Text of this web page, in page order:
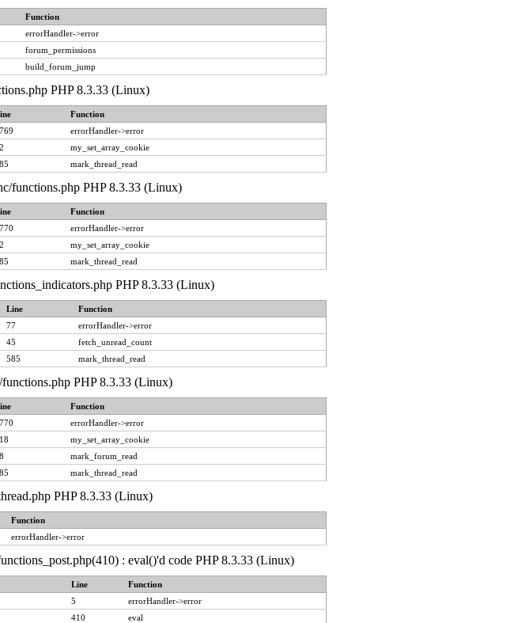
Function
errorHandler->error
forum_permissions
build_forum_jump
PHP 8.3.33 (Linux)
Function
errorHandler->error
my_set_array_cookie
mark_thread_read
functions.php PHP 8.3.33 (Linux)
Function
errorHandler->error
my_set_array_cookie
mark_thread_read
PHP 8.3.33 (Linux)
Line
Function
77
errorHandler->error
45
fetch_unread_count
585 mark_thread_read
PHP 8.3.33 (Linux)
Function
errorHandler->error
my_set_array_cookie
mark_forum_read
mark_thread_read
PHP 8.3.33 (Linux)
Function
errorHandler->error
: eval()'d code PHP 8.3.33 (Linux)
Line
Function
5
errorHandler->error
410
eval